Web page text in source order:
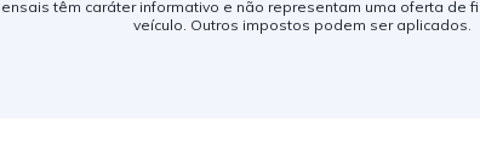
têm caráter informativo e não representam uma oferta de
veículo. Outros impostos podem ser aplicados.